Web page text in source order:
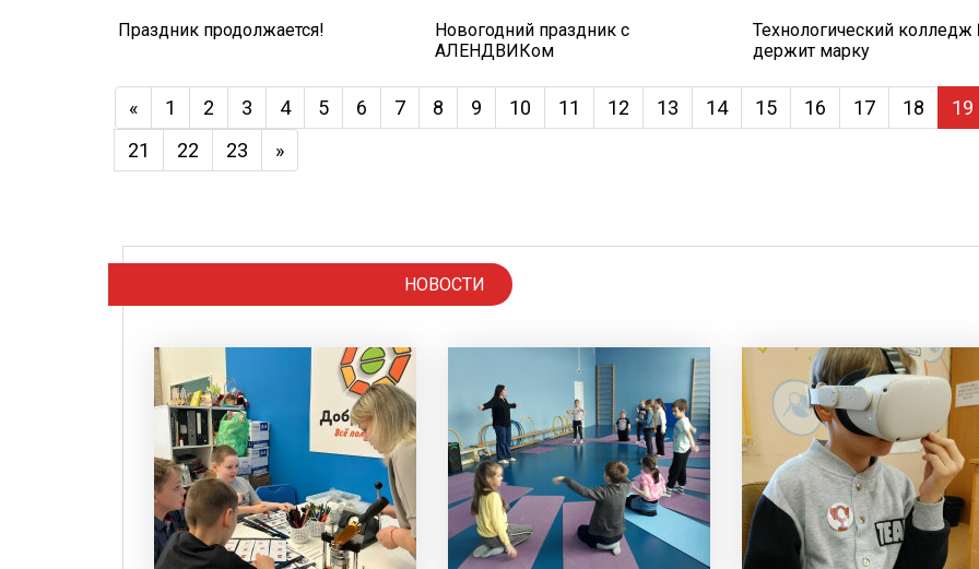
Праздник продолжается!
Новогодний праздник с
АЛЕНДВИКом
Технологический
держит марку
« 1 2 3 4 5 6 7 8 9 10 11 12 13 14 15 16 17 18
19
21
22 23 »
НОВОСТИ